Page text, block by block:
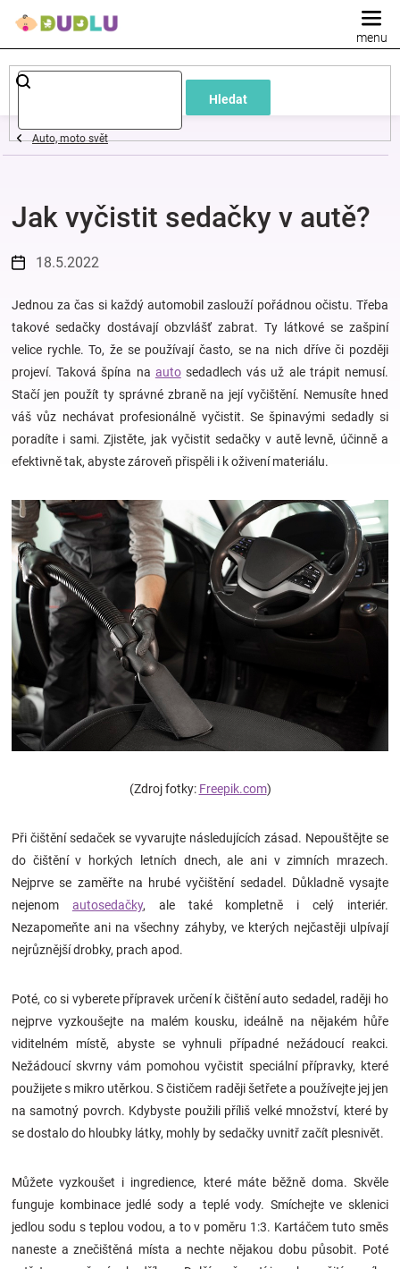
Hledat
Dětské
a
oblečení
Pokojíček
a
kojenecká
výbava
Hračky
zábava
pro
děti
Těhotenské
oblečení
Blog
Hračkářství
Přihlášení
Auto, moto svět
Jak vyčistit sedačky v autě?
18.5.2022
Jednou za čas si každý automobil zaslouží pořádnou očistu. Třeba
takové sedačky dostávají obzvlášť zabrat. Ty látkové se zašpiní
velice rychle. To, že se používají často, se na nich dříve či později
projeví. Taková špína na autosedadlech vás už ale trápit nemusí.
Stačí jen použít ty správné zbraně na její vyčištění. Nemusíte hned
váš vůz nechávat profesionálně vyčistit. Se špinavými sedadly si
poradíte i sami. Zjistěte, jak vyčistit sedačky v autě levně, účinně a
efektivně tak, abyste zároveň přispěli i k oživení materiálu.
(Zdroj fotky: Freepik.com)
Při čištění sedaček se vyvarujte následujících zásad. Nepouštějte se
do čištění v horkých letních dnech, ale ani v zimních mrazech.
Nejprve se zaměřte na hrubé vyčištění sedadel. Důkladně vysajte
nejenom autosedačky, ale také kompletně i celý interiér.
Nezapomeňte ani na všechny záhyby, ve kterých nejčastěji ulpívají
nejrůznější drobky, prach apod.
Poté, co si vyberete přípravek určení k čištění auto sedadel, raději ho
nejprve vyzkoušejte na malém kousku, ideálně na nějakém hůře
viditelném místě, abyste se vyhnuli případné nežádoucí reakci.
Nežádoucí skvrny vám pomohou vyčistit speciální přípravky, které
použijete s mikro utěrkou. S čističem raději šetřete a používejte jej jen
na samotný povrch. Kdybyste použili příliš velké množství, které by
se dostalo do hloubky látky, mohly by sedačky uvnitř začít plesnivět.
Můžete vyzkoušet i ingredience, které máte běžně doma. Skvěle
funguje kombinace jedlé sody a teplé vody. Smíchejte ve sklenici
jedlou sodu s teplou vodou, a to v poměru 1:3. Kartáčem tuto směs
naneste a znečištěná místa a nechte nějakou dobu působit. Poté